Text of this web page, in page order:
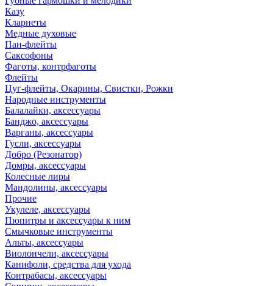
Казу
Кларнеты
Медные духовые
Пан-флейты
Саксофоны
Фаготы, контрфаготы
Флейты
Цуг-флейты, Окарины, Свистки, Рожки
Народные инструменты
Балалайки, аксессуары
Банджо, аксессуары
Варганы, аксессуары
Гусли, аксессуары
Добро (Резонатор)
Домры, аксессуары
Колесные лиры
Мандолины, аксессуары
Прочие
Укулеле, аксессуары
Пюпитры и аксессуары к ним
Смычковые инструменты
Альты, аксессуары
Виолончели, аксессуары
Канифоли, средства для ухода
Контрабасы, аксессуары